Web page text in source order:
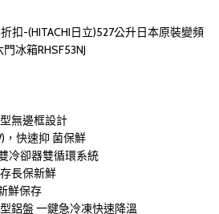
無邊框設計
，快速抑 菌保鮮
冷卻器雙循環系統
長保新鮮
鮮保存
鋁盤 一鍵急冷凍快速降溫